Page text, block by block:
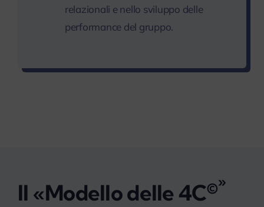
relazionali e nello sviluppo delle
performance del gruppo.
Il «Modello delle 4C©»